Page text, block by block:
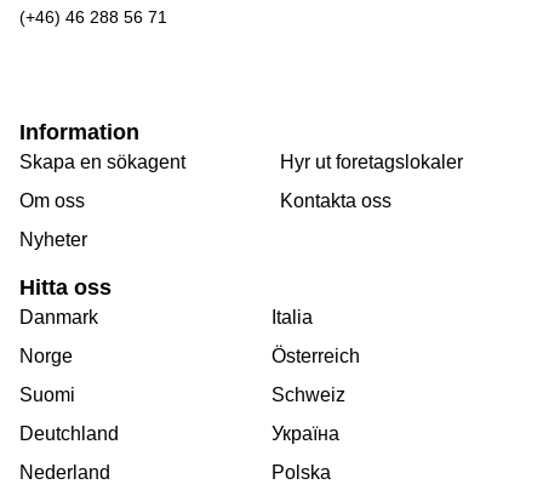
(+46) 46 288 56 71
Information
Skapa en sökagent
Om oss
Nyheter
Hyr ut foretagslokaler
Kontakta oss
Hitta oss
Danmark
Norge
Suomi
Deutchland
Nederland
Italia
Österreich
Schweiz
Україна
Polska